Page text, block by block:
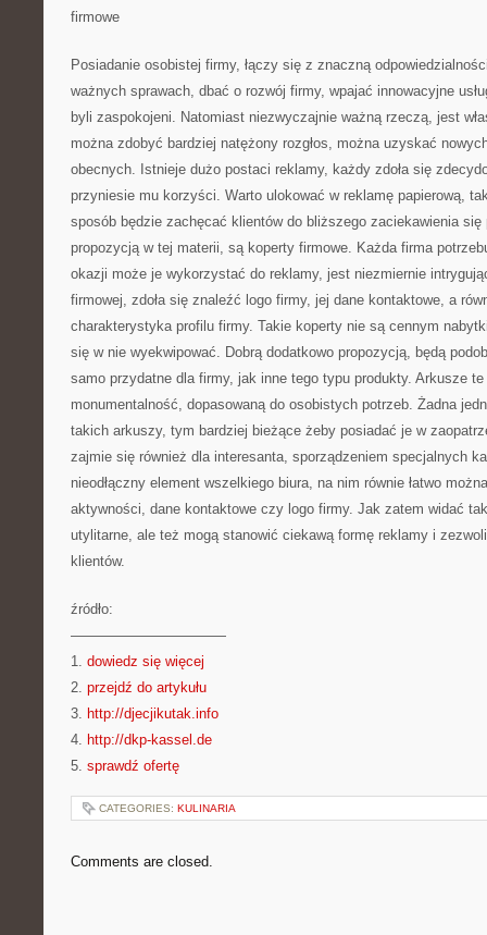
firmowe
Posiadanie osobistej firmy, łączy się z znaczną
ważnych sprawach, dbać o rozwój firmy, wpajać innowacyjne
byli zaspokojeni. Natomiast niezwyczajnie ważną rzeczą, jest
można zdobyć bardziej natężony rozgłos, można uzyskać
obecnych. Istnieje dużo postaci reklamy, każdy zdoła się
przyniesie mu korzyści. Warto ulokować w reklamę papierową,
sposób będzie zachęcać klientów do bliższego zaciekawienia się
propozycją w tej materii, są koperty firmowe. Każda firma
okazji może je wykorzystać do reklamy, jest niezmiernie
firmowej, zdoła się znaleźć logo firmy, jej dane kontaktowe, a
charakterystyka profilu firmy. Takie koperty nie są cennym
się w nie wyekwipować. Dobrą dodatkowo propozycją, będą
samo przydatne dla firmy, jak inne tego typu produkty. Arkusze
monumentalność, dopasowaną do osobistych potrzeb. Żadna
takich arkuszy, tym bardziej bieżące żeby posiadać je w
zajmie się również dla interesanta, sporządzeniem specjalnych
nieodłączny element wszelkiego biura, na nim równie łatwo
aktywności, dane kontaktowe czy logo firmy. Jak zatem widać
utylitarne, ale też mogą stanowić ciekawą formę reklamy i
klientów.
źródło:
———————————
1. dowiedz się więcej
2. przejdź do artykułu
3. http://djecjikutak.info
4. http://dkp-kassel.de
5. sprawdź ofertę
CATEGORIES: KULINARIA
Comments are closed.